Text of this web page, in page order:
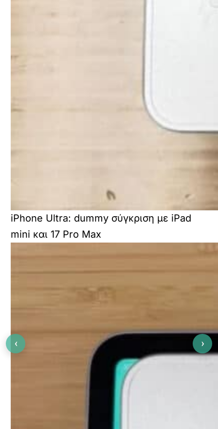
iPhone Ultra: dummy σύγκριση με iPad
mini και 17 Pro Max
‹ ›